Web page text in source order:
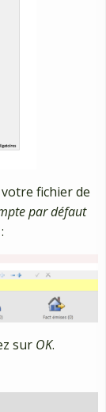
fichier de
par défaut
sur OK.